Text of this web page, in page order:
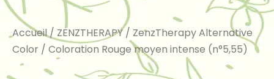
Accueil/ ZENZTHERAPY/ ZenzTherapy Alternative
Color / Coloration Rouge moyen intense (n°5,55)